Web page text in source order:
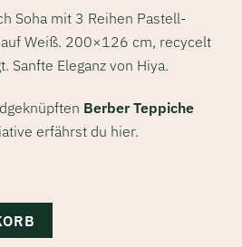
Soha mit 3 Reihen Pastell-
auf Weiß. 200×126 cm, recycelt
Sanfte Eleganz von Hiya.
Berber Teppiche
erfährst du hier.